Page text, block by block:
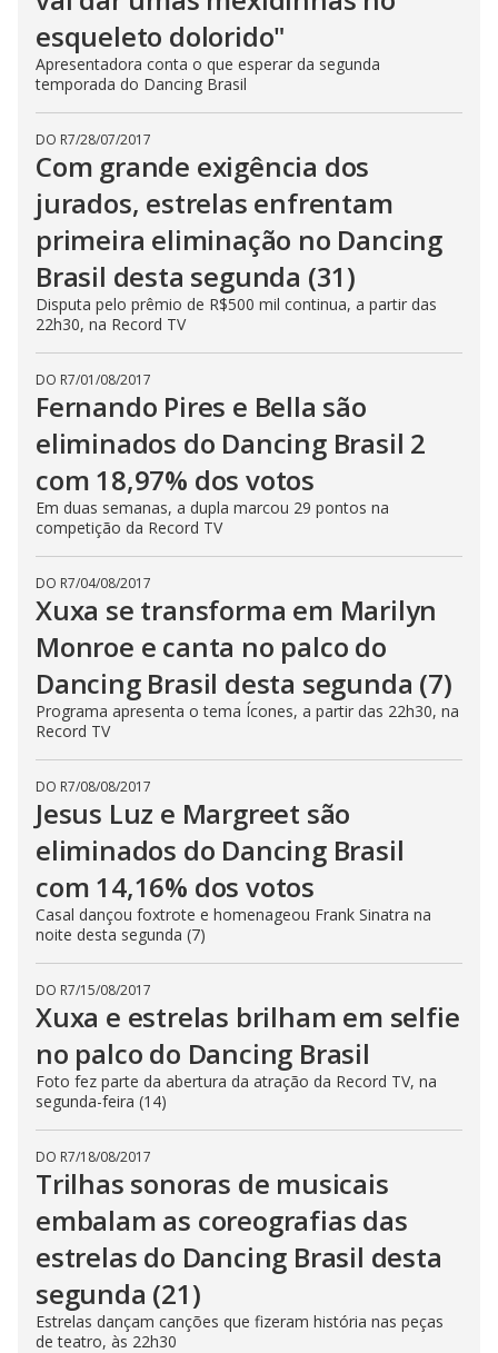
esqueleto dolorido"
Apresentadora conta o que esperar da segunda
temporada do Dancing Brasil
DO R7/28/07/2017
Com grande exigência dos
jurados, estrelas enfrentam
primeira eliminação no Dancing
Brasil desta segunda (31)
Disputa pelo prêmio de R$500 mil continua, a partir das
22h30, na Record TV
DO R7/01/08/2017
Fernando Pires e Bella são
eliminados do Dancing Brasil 2
com 18,97% dos votos
Em duas semanas, a dupla marcou 29 pontos na
competição da Record TV
DO R7/04/08/2017
Xuxa se transforma em Marilyn
Monroe e canta no palco do
Dancing Brasil desta segunda (7)
Programa apresenta o tema Ícones, a partir das 22h30, na
Record TV
DO R7/08/08/2017
Jesus Luz e Margreet são
eliminados do Dancing Brasil
com 14,16% dos votos
Casal dançou foxtrote e homenageou Frank Sinatra na
noite desta segunda (7)
DO R7/15/08/2017
Xuxa e estrelas brilham em selfie
no palco do Dancing Brasil
Foto fez parte da abertura da atração da Record TV, na
segunda-feira (14)
DO R7/18/08/2017
Trilhas sonoras de musicais
embalam as coreografias das
estrelas do Dancing Brasil desta
segunda (21)
Estrelas dançam canções que fizeram história nas peças
de teatro, às 22h30